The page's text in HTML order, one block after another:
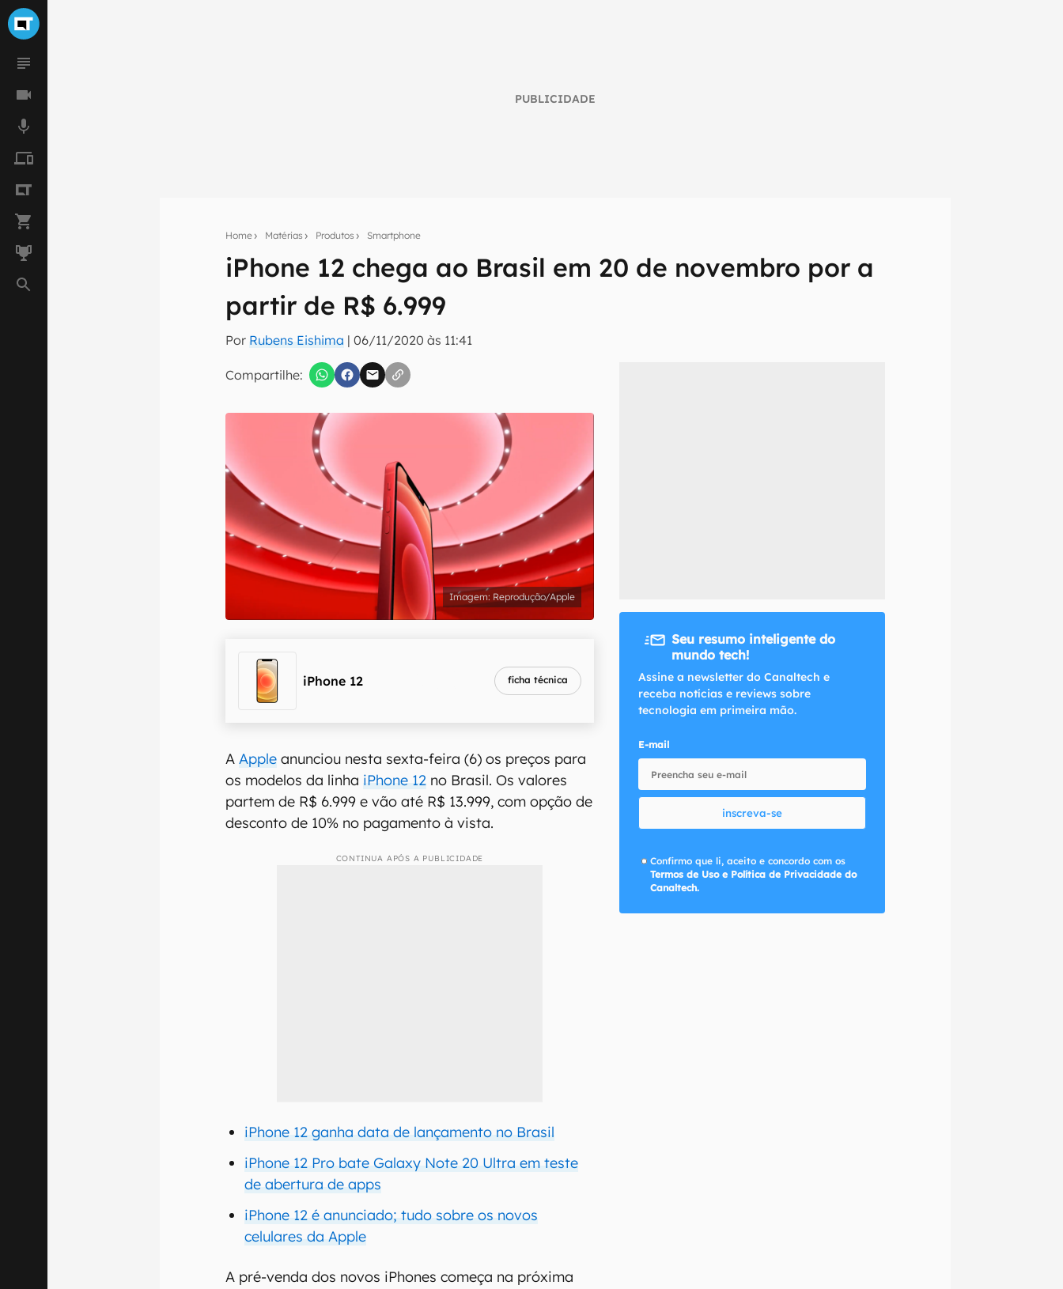
PUBLICIDADE
Home Matérias Produtos Smartphone
iPhone 12 chega ao Brasil em 20 de novembro por a
partir de R$ 6.999
Por Rubens Eishima |06/11/2020 às 11:41
Compartilhe:
Seu resumo inteligente do mundo tech!
Assine a newsletter do Canaltech e receba notícias e reviews sobre tecnologia em primeira
inscreva-se
Confirmo que li, aceito e concordo com os Termos de Uso e Política de Privacidade do Canaltech.
Reprodução/Apple
iPhone 12 ficha técnica
AApple anunciou nesta sexta-feira (6) os preços para
os modelos da linha iPhone 12 no Brasil. Os valores
partem de R$ 6.999 e vão até R$ 13.999, com opção de
desconto de 10% no pagamento à vista.
CONTINUA APÓS A PUBLICIDADE
iPhone 12 ganha data de lançamento no Brasil
iPhone 12 Pro bate Galaxy Note 20 Ultra em teste
de abertura de apps
iPhone 12 é anunciado; tudo sobre os novos
celulares da Apple
A pré-venda dos novos iPhones começa na próxima
Seu resumo inteligente do
mundo tech!
Assine a newsletter do Canaltech e
receba notícias e reviews sobre
tecnologia em primeira mão.
E-mail
inscreva-se
Confirmo que li, aceito e concordo com os
Termos de Uso e Política de Privacidade do
Canaltech.